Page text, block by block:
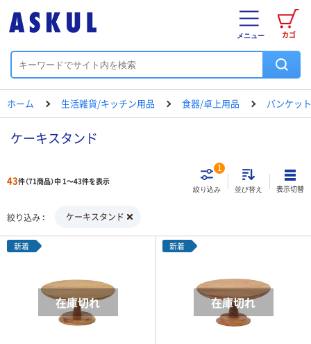
カゴ
メニュー
ホーム 生活雑貨/キッチン用品 食器/卓上用品 バンケッ
ケーキスタンド
43件（71商品）中 1～43件を表示
絞り込み
1
並び替え 表示切替
絞り込み ケーキスタンド
新着 新着